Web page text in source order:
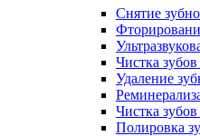
Снятие
Чистка
Удаление
Чистка
Полировка